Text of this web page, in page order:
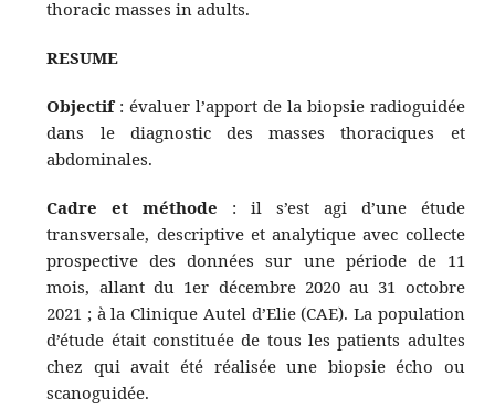
thoracic masses in adults.
RESUME
Objectif : évaluer l’apport de la biopsie radioguidée
dans le diagnostic des masses thoraciques et
abdominales.
Cadre et méthode : il s’est agi d’une étude
transversale, descriptive et analytique avec collecte
prospective des données sur une période de 11
mois, allant du 1er décembre 2020 au 31 octobre
2021 ; à la Clinique Autel d’Elie (CAE). La population
d’étude était constituée de tous les patients adultes
chez qui avait été réalisée une biopsie écho ou
scanoguidée.